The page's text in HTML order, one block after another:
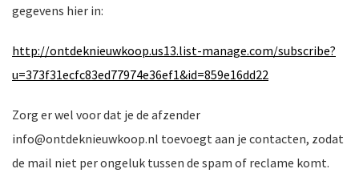
gegevens hier in:
http://ontdeknieuwkoop.us13.list-manage.com/subscribe?
u=373f31ecfc83ed77974e36ef1&id=859e16dd22
Zorg er wel voor dat je de afzender
info@ontdeknieuwkoop.nl toevoegt aan je contacten, zodat
de mail niet per ongeluk tussen de spam of reclame komt.